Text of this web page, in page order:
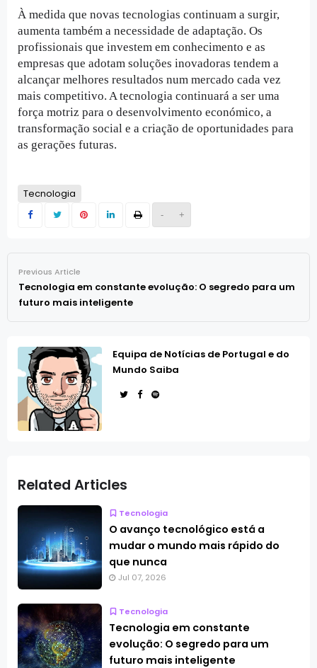
- +
À medida que novas tecnologias continuam a surgir,
aumenta também a necessidade de adaptação. Os
profissionais que investem em conhecimento e as
empresas que adotam soluções inovadoras tendem a
alcançar melhores resultados num mercado cada vez
mais competitivo. A tecnologia continuará a ser uma
força motriz para o desenvolvimento económico, a
transformação social e a criação de oportunidades para
as gerações futuras.
Tecnologia
Previous Article
Tecnologia em constante evolução: O segredo para um
futuro mais inteligente
Equipa de Notícias de Portugal e do
Mundo Saiba
Related Articles
Tecnologia
O avanço tecnológico está a
mudar o mundo mais rápido do
que nunca
Jul 07, 2026
Tecnologia
Tecnologia em constante
evolução: O segredo para um
futuro mais inteligente